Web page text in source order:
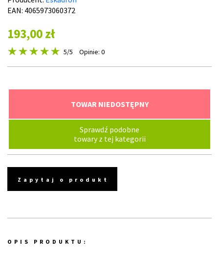
EAN: 4065973060372
193,00 zł
5/5 Opinie: 0
TOWAR NIEDOSTĘPNY
Sprawdź podobne
towary z tej kategorii
Zapytaj o produkt
OPIS PRODUKTU: